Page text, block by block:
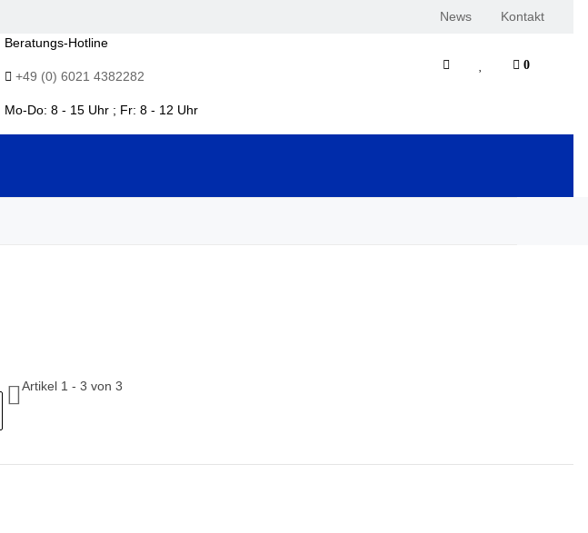
News
Kontakt
Beratungs-Hotline
+49 (0) 6021 4382282
Mo-Do: 8 - 15 Uhr ; Fr: 8 - 12 Uhr
0
Artikel 1 - 3 von 3